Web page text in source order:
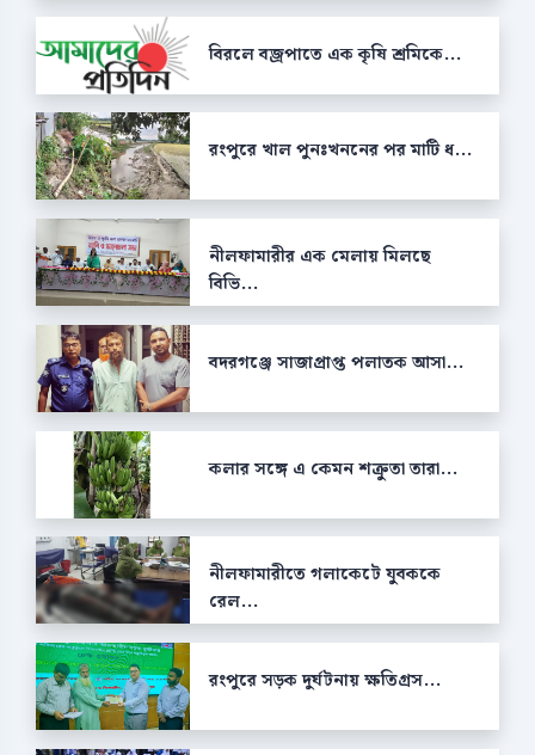
বিরলে বজ্রপাতে এক কৃষি শ্রমিকে...
রংপুরে খাল পুনঃখননের পর মাটি ধ...
নীলফামারীর এক মেলায় মিলছে
বিভি...
বদরগঞ্জে সাজাপ্রাপ্ত পলাতক আসা...
কলার সঙ্গে এ কেমন শক্রুতা তারা...
নীলফামারীতে গলাকেটে যুবককে
রেল...
রংপুরে সড়ক দুর্ঘটনায় ক্ষতিগ্রস...